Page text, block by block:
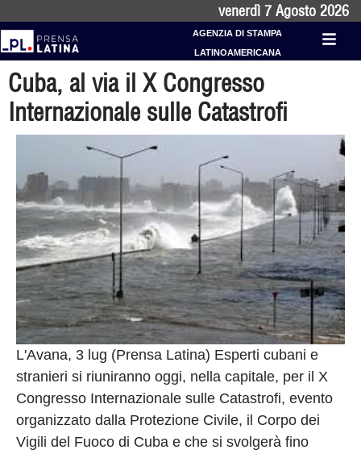
venerdì 7 Agosto 2026
AGENZIA DI STAMPA
LATINOAMERICANA
Cuba, al via il X Congresso
Internazionale sulle Catastrofi
L'Avana, 3 lug (Prensa Latina) Esperti cubani e
stranieri si riuniranno oggi, nella capitale, per il X
Congresso Internazionale sulle Catastrofi, evento
organizzato dalla Protezione Civile, il Corpo dei
Vigili del Fuoco di Cuba e che si svolgerà fino